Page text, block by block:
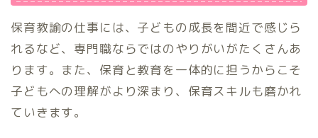
保育教諭の仕事には、子どもの成長を間近で感じら
れるなど、専門職ならではのやりがいがたくさんあ
ります。また、保育と教育を一体的に担うからこそ
子どもへの理解がより深まり、保育スキルも磨かれ
ていきます。